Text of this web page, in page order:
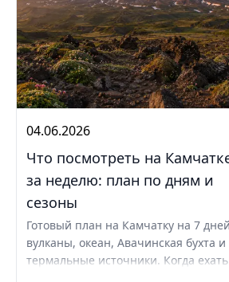
04.06.2026
Что посмотреть на
за неделю: план по дням и
сезоны
Готовый план на Камчатку на 7
вулканы, океан, Авачинская бухта и
термальные источники. Когда ехать